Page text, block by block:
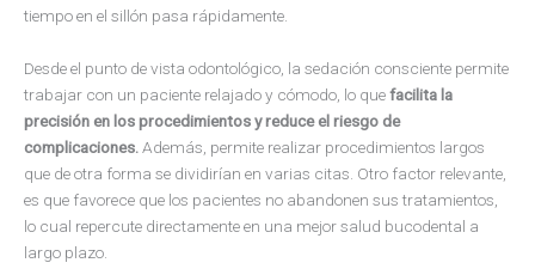
tiempo en el sillón pasa rápidamente.
Desde el punto de vista odontológico, la sedación consciente permite
trabajar con un paciente relajado y cómodo, lo quefacilita la
precisión en los procedimientos y reduce el riesgo de
complicaciones. Además, permite realizar procedimientos largos
que de otra forma se dividirían en varias citas. Otro factor relevante,
es que favorece que los pacientes no abandonen sus tratamientos,
lo cual repercute directamente en una mejor salud bucodental a
largo plazo.